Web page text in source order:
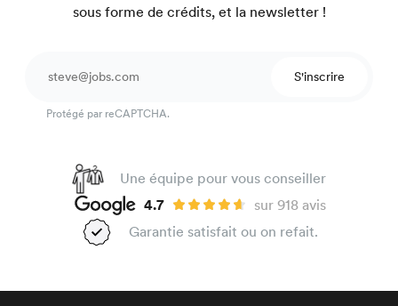
sous forme de crédits, et la newsletter !
S'inscrire
Protégé par reCAPTCHA.
Une équipe pour vous conseiller
4.7
sur 918 avis
Garantie satisfait ou on refait.